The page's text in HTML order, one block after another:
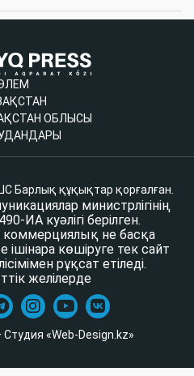
ОБЛЫСЫ
Барлық құқықтар қорғалған.
министрлігінің
ИА куәлігі берілген.
не басқа
көшіруге тек сайт
рұқсат етіледі.
желілерде
«Web-Design.kz»